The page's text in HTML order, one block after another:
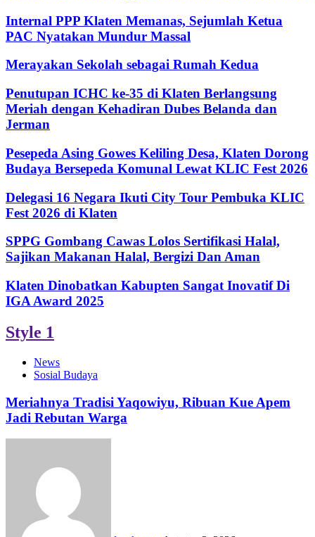
Internal PPP Klaten Memanas, Sejumlah Ketua
PAC Nyatakan Mundur Massal
Merayakan Sekolah sebagai Rumah Kedua
Penutupan ICHC ke-35 di Klaten Berlangsung
Meriah dengan Kehadiran Dubes Belanda dan
Jerman
Pesepeda Asing Gowes Keliling Desa, Klaten Dorong
Budaya Bersepeda Komunal Lewat KLIC Fest 2026
Delegasi 16 Negara Ikuti City Tour Pembuka KLIC
Fest 2026 di Klaten
SPPG Gombang Cawas Lolos Sertifikasi Halal,
Sajikan Makanan Halal, Bergizi Dan Aman
Klaten Dinobatkan Kabupten Sangat Inovatif Di
IGA Award 2025
Style 1
News
Sosial Budaya
Meriahnya Tradisi Yaqowiyu, Ribuan Kue Apem
Jadi Rebutan Warga